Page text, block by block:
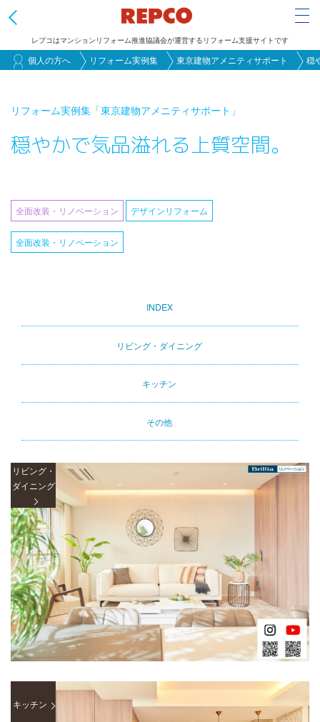
ツ
に
レプコはマンションリフォーム推進協議会が運営するリフォーム支援サイトです
個人の方へ リフォーム実例集 東京建物アメニティサポート 穏
リフォーム実例集 「東京建物アメニティサポート」
穏やかで気品溢れる上質空間。
Primary
INDEX
リビング・ダイニング
キッチン
その他
デザインリフォーム
全面改装・リノベーション
全面改装・リノベーション
リビング・
ダイニング
キッチン